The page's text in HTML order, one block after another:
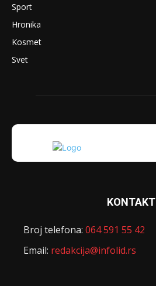
Sport
Hronika
Kosmet
Svet
KONTAKT
Broj telefona: 064 591 55 42
Email: redakcija@infolid.rs